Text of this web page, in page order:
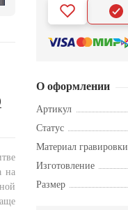
на
О оформлении
Артикул
Статус
Материал гравировки
Изготовление
Размер